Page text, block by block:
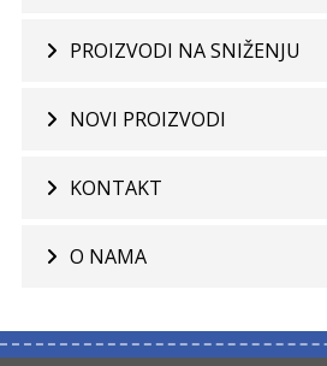
PROIZVODI NA SNIŽENJU
NOVI PROIZVODI
KONTAKT
O NAMA